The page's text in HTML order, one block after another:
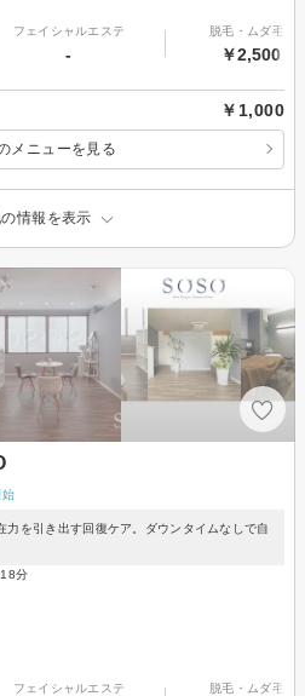
フェイシャルエステ
-
脱毛・ムダ毛処
￥2,500～
￥1,000
メニューを見る
情報を表示
始
力を引き出す回復ケア。ダウンタイムなしで自
分
フェイシャルエステ 脱毛・ムダ毛処